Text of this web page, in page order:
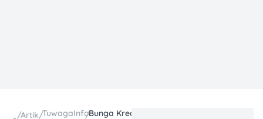
/Artik/TuwagaInfo
/